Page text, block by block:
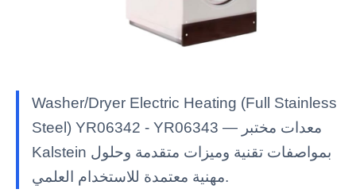
Washer/Dryer Electric Heating (Full Stainless
Steel) YR06342 - YR06343 — معدات مختبر
Kalstein بمواصفات تقنية وميزات متقدمة وحلول
مهنية معتمدة للاستخدام العلمي.